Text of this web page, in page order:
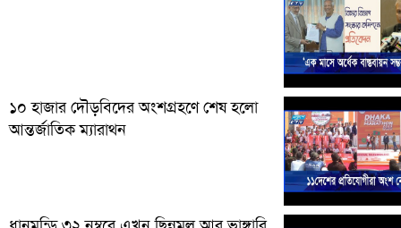
১০ হাজার দৌড়বিদের অংশগ্রহণে শেষ হলো
আন্তর্জাতিক ম্যারাথন